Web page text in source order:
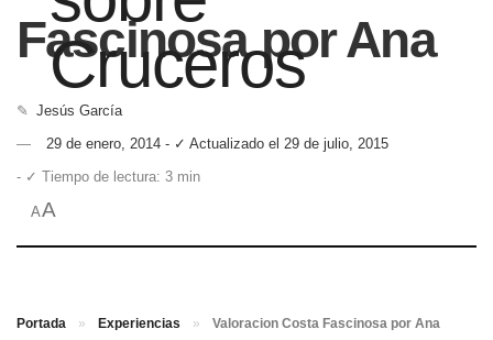
Fascinosa por Ana
✎ Jesús García
29 de enero, 2014 - ✓ Actualizado el 29 de julio, 2015
- ✓ Tiempo de lectura: 3 min
AA
Portada » Experiencias » Valoracion Costa Fascinosa por Ana